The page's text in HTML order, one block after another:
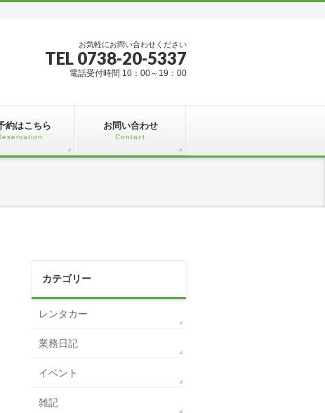
お気軽にお問い合わせください
TEL 0738-20-5337
電話受付時間 10：00～19：00
約はこちら お問い合わせ
Contact
カテゴリー
レンタカー
業務日記
イベント
雑記